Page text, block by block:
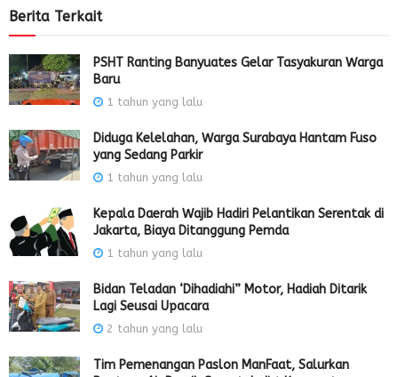
Berita Terkait
PSHT Ranting Banyuates Gelar Tasyakuran Warga
Baru
1 tahun yang lalu
Diduga Kelelahan, Warga Surabaya Hantam Fuso
yang Sedang Parkir
1 tahun yang lalu
Kepala Daerah Wajib Hadiri Pelantikan Serentak di
Jakarta, Biaya Ditanggung Pemda
1 tahun yang lalu
Bidan Teladan ‘Dihadiahi” Motor, Hadiah Ditarik
Lagi Seusai Upacara
2 tahun yang lalu
Tim Pemenangan Paslon ManFaat, Salurkan